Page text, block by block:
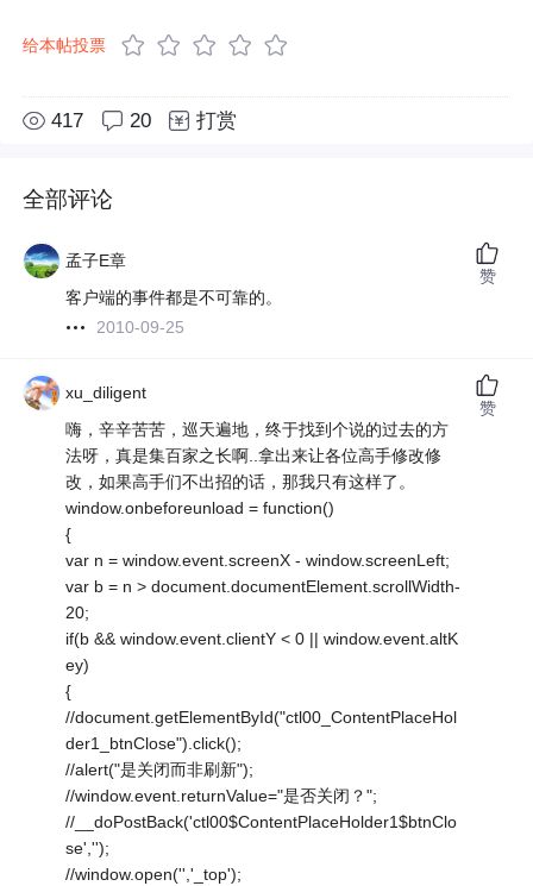
给本帖投票
417 20 打赏
全部评论
孟子E章
客户端的事件都是不可靠的。
2010-09-25
赞
xu_diligent
嗨，辛辛苦苦，巡天遍地，终于找到个说的过去的方
法呀，真是集百家之长啊..拿出来让各位高手修改修
改，如果高手们不出招的话，那我只有这样了。
window.onbeforeunload = function()
{
var n = window.event.screenX - window.screenLeft;
var b = n > document.documentElement.scrollWidth-
20;
if(b && window.event.clientY < 0 || window.event.altK
ey)
{
//document.getElementById("ctl00_ContentPlaceHol
der1_btnClose").click();
//alert("是关闭而非刷新");
//window.event.returnValue="是否关闭？";
//__doPostBack('ctl00$ContentPlaceHolder1$btnClo
se','');
//window.open('','_top');
赞